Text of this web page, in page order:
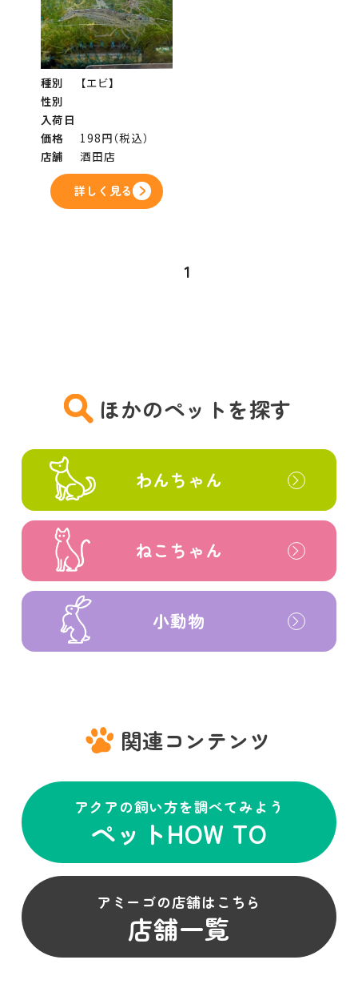
種別
【エビ】
性別
入荷日
価格
198円（税込）
店舗
酒田店
詳しく見る
1
ほかのペットを探す
わんちゃん
ねこちゃん
小動物
関連コンテンツ
アクアの飼い方を調べてみよう
ペットHOW TO
アミーゴの店舗はこちら
店舗一覧